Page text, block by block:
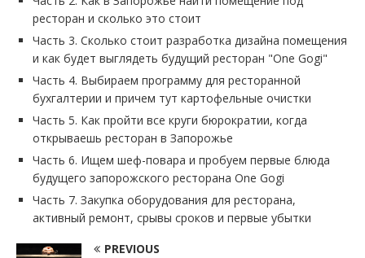
ресторан и сколько это стоит
Часть 3. Сколько стоит разработка дизайна помещения
и как будет выглядеть будущий ресторан "One Gogi"
Часть 4. Выбираем программу для ресторанной
бухгалтерии и причем тут картофельные очистки
Часть 5. Как пройти все круги бюрократии, когда
открываешь ресторан в Запорожье
Часть 6. Ищем шеф-повара и пробуем первые блюда
будущего запорожского ресторана One Gogi
Часть 7. Закупка оборудования для ресторана,
активный ремонт, срывы сроков и первые убытки
PREVIOUS